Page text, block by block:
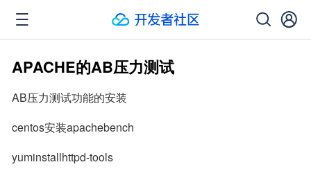
APACHE的AB压力测试
AB压力测试功能的安装
centos安装apachebench
yuminstallhttpd-tools